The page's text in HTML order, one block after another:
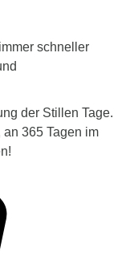
schneller
der Stillen Tage.
365 Tagen im